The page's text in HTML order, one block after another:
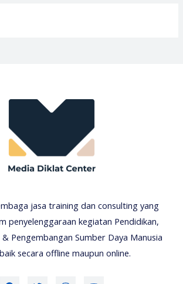
jasa training dan consulting yang
penyelenggaraan kegiatan Pendidikan,
Pengembangan Sumber Daya Manusia
secara offline maupun online.